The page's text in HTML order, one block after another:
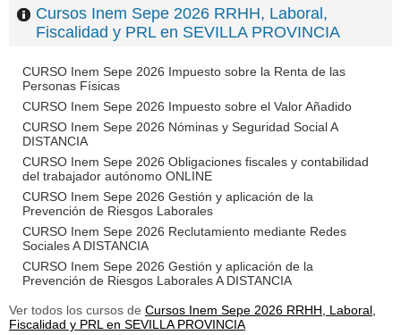
Cursos Inem Sepe 2026 RRHH, Laboral,
Fiscalidad y PRL en SEVILLA PROVINCIA
CURSO Inem Sepe 2026 Impuesto sobre la Renta de las
Personas Físicas
CURSO Inem Sepe 2026 Impuesto sobre el Valor Añadido
CURSO Inem Sepe 2026 Nóminas y Seguridad Social A
DISTANCIA
CURSO Inem Sepe 2026 Obligaciones fiscales y contabilidad
del trabajador autónomo ONLINE
CURSO Inem Sepe 2026 Gestión y aplicación de la
Prevención de Riesgos Laborales
CURSO Inem Sepe 2026 Reclutamiento mediante Redes
Sociales A DISTANCIA
CURSO Inem Sepe 2026 Gestión y aplicación de la
Prevención de Riesgos Laborales A DISTANCIA
Ver todos los cursos de Cursos Inem Sepe 2026 RRHH, Laboral,
Fiscalidad y PRL en SEVILLA PROVINCIA